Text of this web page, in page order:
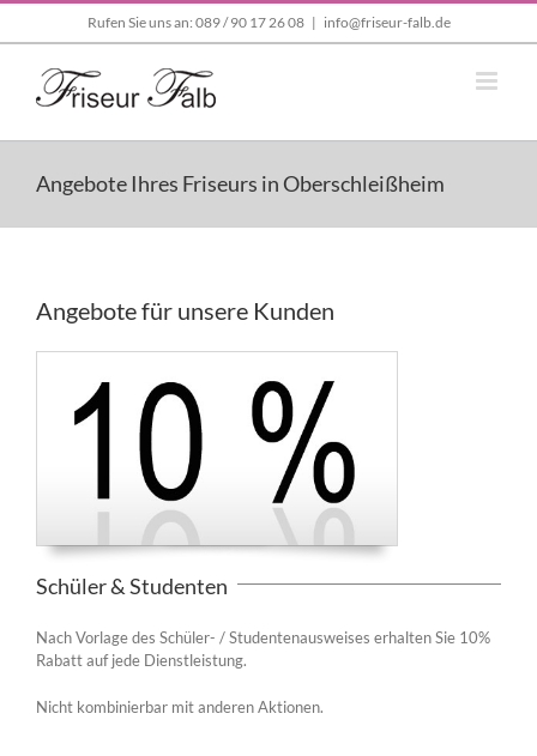
Zum
Rufen Sie uns an: 089 / 90 17 26 08 | info@friseur-falb.de
Angebote Ihres Friseurs in Oberschleißheim
Angebote für unsere Kunden
Schüler & Studenten
Nach Vorlage des Schüler- / Studentenausweises erhalten Sie 10%
Rabatt auf jede Dienstleistung.
Nicht kombinierbar mit anderen Aktionen.